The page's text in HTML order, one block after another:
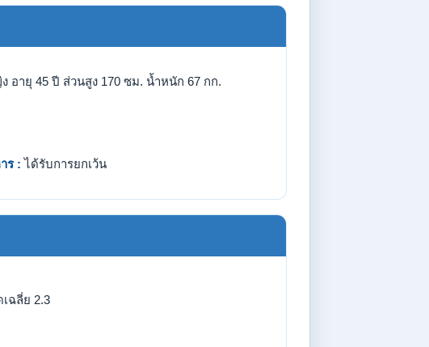
อายุ 45 ปี ส่วนสูง 170 ซม. น้ำหนัก 67 กก.
ร : ได้รับการยกเว้น
ฉลี่ย 2.3